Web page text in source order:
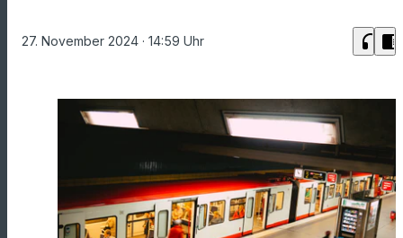
27. November 2024 · 14:59 Uhr headphones chrome_reader_mode